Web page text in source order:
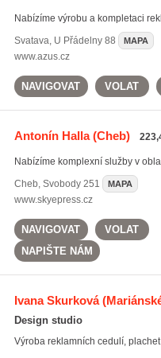
Nabízíme výrobu a kompletaci
Svatava, U Přádelny 88 MAPA
www.azus.cz
NAVIGOVAT VOLAT
Antonín Halla(Cheb)
Nabízíme komplexní služby v
Cheb, Svobody 251 MAPA
www.skyepress.cz
NAVIGOVAT
VOLAT
NAPIŠTE NÁM
Ivana Skurková
Design studio
Výroba reklamních cedulí,